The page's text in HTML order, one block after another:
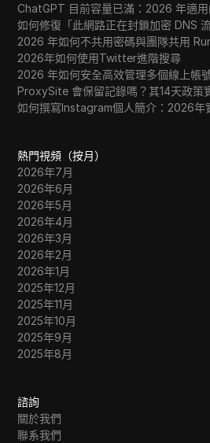
ChatGPT 目前容量已滿：2026 年適
如何修復「此網路正在封鎖加密 DNS 流
2026 年如何不共用密碼與團隊共用
2026年如何使用Twitter進階搜尋
2026 年如何安全高效管理多個線上帳
ProxySite 會保留記錄嗎？其14天政策
如何撰寫Instagram個人簡介：2026年
熱門視頻（按月）
2026年7月
2026年6月
2026年5月
2026年4月
2026年3月
2026年2月
2026年1月
2025年12月
2025年11月
2025年10月
2025年9月
2025年8月
諮詢
關於我們
聯系我們